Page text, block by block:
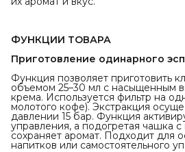
ФУНКЦИИ ТОВАРА
Приготовление одинарного
Функция позволяет приготовить
объемом 25–30 мл с насыщенным
крема. Используется фильтр на
молотого кофе). Экстракция
давлении 15 бар. Функция
управления, а подогретая чашка
сохраняет аромат. Подходит для
напитков или самостоятельного